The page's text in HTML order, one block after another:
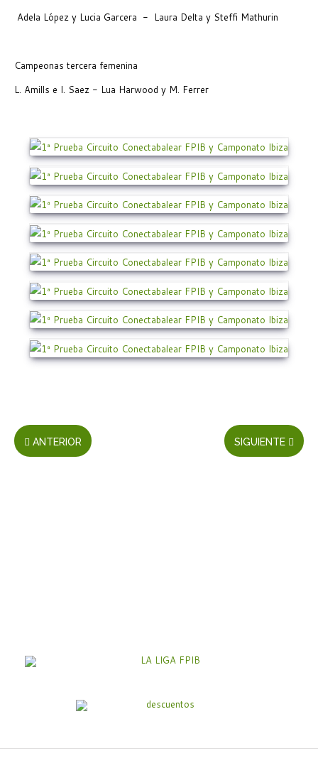
Adela López y Lucia Garcera - Laura Delta y Steffi Mathurin
Campeonas tercera femenina
L. Amills e I. Saez - Lua Harwood y M. Ferrer
ANTERIOR SIGUIENTE